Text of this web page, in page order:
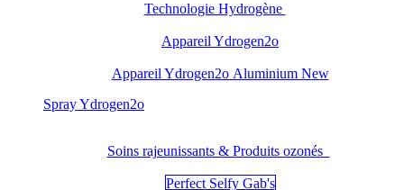
Technologie Hydrogène
Appareil Ydrogen2o
Appareil Ydrogen2o Aluminium New
​Spray Ydrogen2o
Soins rajeunissants & Produits ozonés
Perfect Selfy Gab's